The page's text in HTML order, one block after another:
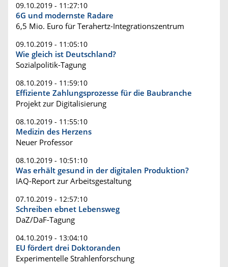
09.10.2019 - 11:27:10
6G und modernste Radare
6,5 Mio. Euro für Terahertz-Integrationszentrum
09.10.2019 - 11:05:10
Wie gleich ist Deutschland?
Sozialpolitik-Tagung
08.10.2019 - 11:59:10
Effiziente Zahlungsprozesse für die Baubranche
Projekt zur Digitalisierung
08.10.2019 - 11:55:10
Medizin des Herzens
Neuer Professor
08.10.2019 - 10:51:10
Was erhält gesund in der digitalen Produktion?
IAQ-Report zur Arbeitsgestaltung
07.10.2019 - 12:57:10
Schreiben ebnet Lebensweg
DaZ/DaF-Tagung
04.10.2019 - 13:04:10
EU fördert drei Doktoranden
Experimentelle Strahlenforschung